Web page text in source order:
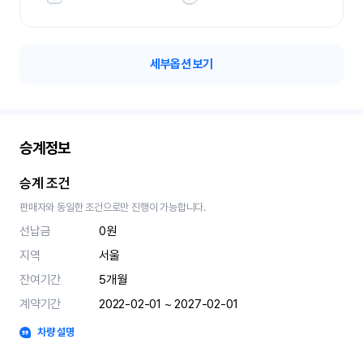
세부옵션 보기
승계정보
승계 조건
판매자와 동일한 조건으로만 진행이 가능합니다.
선납금
0원
지역
서울
잔여기간
5개월
계약기간
2022-02-01 ~ 2027-02-01
차량 설명